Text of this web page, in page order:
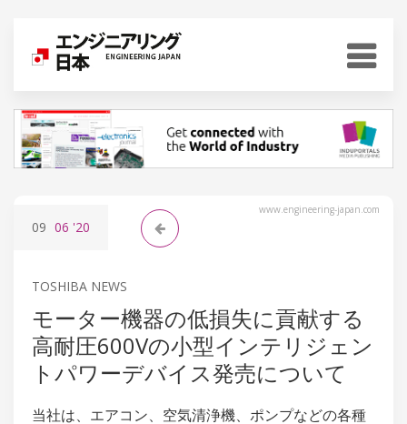
www.engineering-japan.com
09 06 '20
TOSHIBA NEWS
モーター機器の低損失に貢献する
高耐圧600Vの小型インテリジェン
トパワーデバイス発売について
当社は、エアコン、空気清浄機、ポンプなどの各種